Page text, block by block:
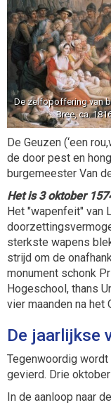
De zelfopoffering van
Bree, ca.
De Geuzen (‘een
de door pest en
burgemeester Van
Het is 3 oktober
Het "wapenfeit" van
sterkste wapens
strijd om de
monument schonk
Hogeschool, thans
vier maanden na het
De jaarlijkse
Tegenwoordig
gevierd. Drie
In de aanloop naar